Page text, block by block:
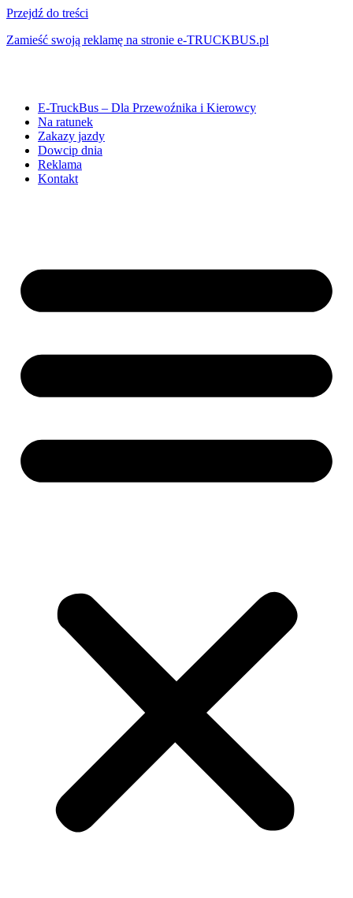
Przejdź do treści
Zamieść swoją reklamę na stronie e-TRUCKBUS.pl
E-TruckBus – Dla Przewoźnika i Kierowcy
Na ratunek
Zakazy jazdy
Dowcip dnia
Reklama
Kontakt